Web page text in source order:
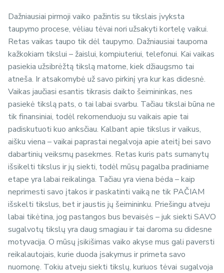
Dažniausiai pirmoji vaiko pažintis su tikslais įvyksta
taupymo procese, vėliau tėvai nori užsakyti kortelę vaikui.
Retas vaikas taupo tik dėl taupymo. Dažniausiai taupoma
kažkokiam tikslui – žaislui, kompiuteriui, telefonui. Kai vaikas
pasiekia užsibrėžtą tikslą matome, kiek džiaugsmo tai
atneša. Ir atsakomybė už savo pirkinį yra kur kas didesnė.
Vaikas jaučiasi esantis tikrasis daikto šeimininkas, nes
pasiekė tikslą pats, o tai labai svarbu. Tačiau tikslai būna ne
tik finansiniai, todėl rekomenduoju su vaikais apie tai
padiskutuoti kuo anksčiau. Kalbant apie tikslus ir vaikus,
aišku viena – vaikai paprastai negalvoja apie ateitį bei savo
dabartinių veiksmų pasekmes. Retas kuris pats sumanytų
išsikelti tikslus ir jų siekti, todėl mūsų pagalba pradiniame
etape yra labai reikalinga. Tačiau yra viena bėda – kaip
neprimesti savo įtakos ir paskatinti vaiką ne tik PAČIAM
išskelti tikslus, bet ir jaustis jų šeimininku. Priešingu atveju
labai tikėtina, jog pastangos bus bevaisės – juk siekti SAVO
sugalvotų tikslų yra daug smagiau ir tai daroma su didesne
motyvacija. O mūsų įsikišimas vaiko akyse mus gali paversti
reikalautojais, kurie duoda įsakymus ir primeta savo
nuomonę. Tokiu atveju siekti tikslų, kuriuos tėvai sugalvoja